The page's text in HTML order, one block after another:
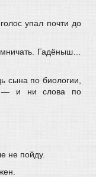
упал почти до
Гадёныш…
сына по биологии,
— и ни слова по
не пойду.